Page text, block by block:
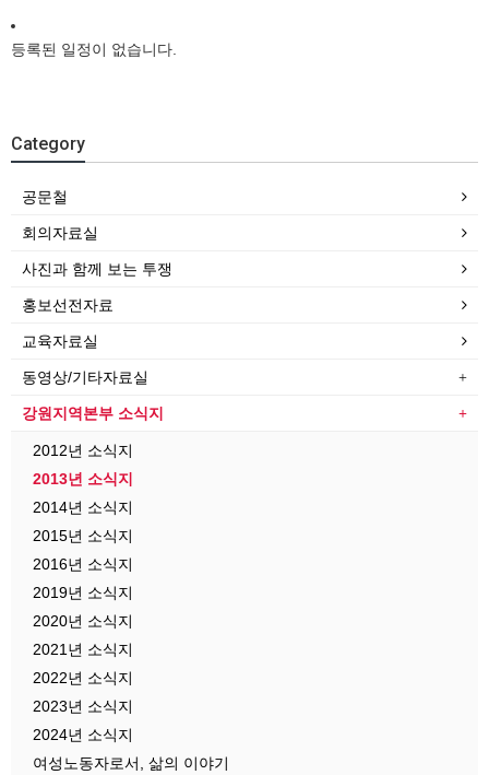
등록된 일정이 없습니다.
Category
공문철
회의자료실
사진과 함께 보는 투쟁
홍보선전자료
교육자료실
동영상/기타자료실
강원지역본부 소식지
2012년 소식지
2013년 소식지
2014년 소식지
2015년 소식지
2016년 소식지
2019년 소식지
2020년 소식지
2021년 소식지
2022년 소식지
2023년 소식지
2024년 소식지
여성노동자로서, 삶의 이야기